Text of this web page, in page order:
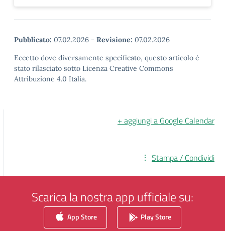
Pubblicato: 07.02.2026 - Revisione: 07.02.2026
Eccetto dove diversamente specificato, questo articolo è
stato rilasciato sotto Licenza Creative Commons
Attribuzione 4.0 Italia.
+ aggiungi a Google Calendar
Stampa / Condividi
Scarica la nostra app ufficiale su:
App Store Play Store